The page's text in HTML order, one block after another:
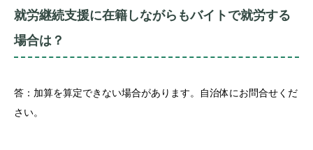
就労継続支援に在籍しながらもバイトで就労する
場合は？
答：加算を算定できない場合があります。自治体にお問合せくだ
さい。